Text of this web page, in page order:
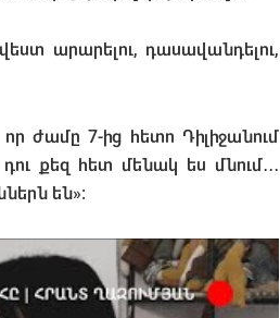
արարելու, դասավանդելու,
որ ժամը 7-ից հետո Դիլիջանում
քեզ հետ մենակ ես մնում․․․
են»։